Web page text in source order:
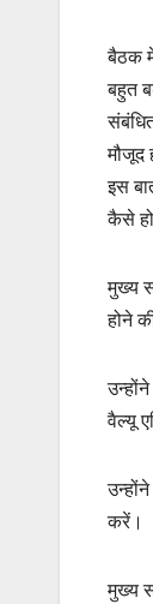
बैठक
बहुत
मौजूद
इस
कैसे
मुख्य
होने
वैल्यू
करें।
मुख्य